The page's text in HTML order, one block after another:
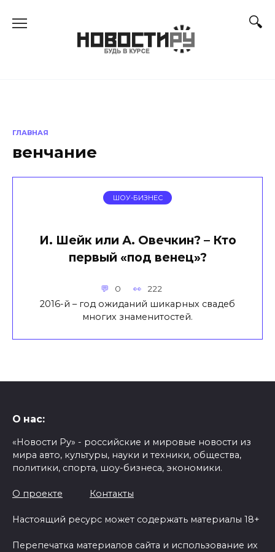
ГЛАВНАЯ
венчание
ШОУ-БИЗНЕС
И. Шейк или А. Овечкин? – Кто
первый «под венец»?
0 222
2016-й – год ожиданий шикарных свадеб
многих знаменитостей.
О нас:
«Новости Ру» - российские и мировые новости из
мира авто, культуры, науки и техники, общества,
политики, спорта, шоу-бизнеса, экономики.
О проекте Контакты
Настоящий ресурс может содержать материалы 18+
Перепечатка материалов сайта и использование их